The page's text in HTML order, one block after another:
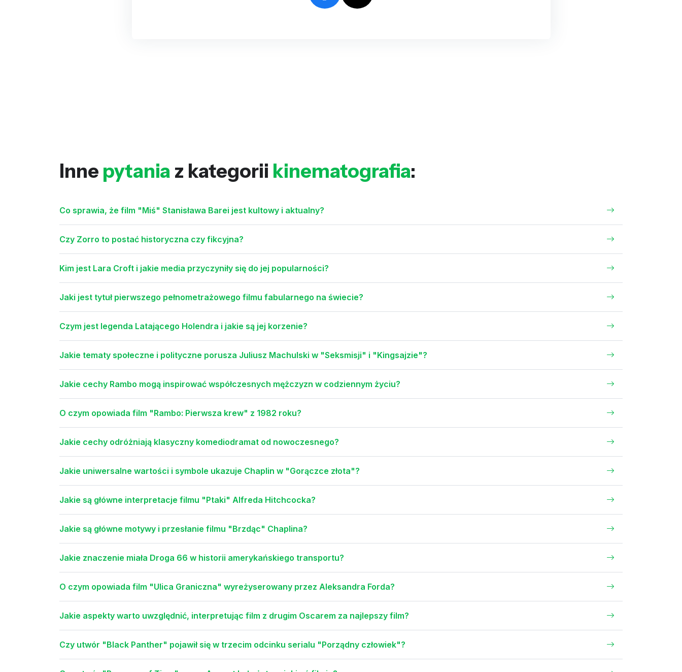
Inne pytania z kategorii kinematografia:
Co sprawia, że film "Miś" Stanisława Barei jest kultowy i aktualny?
Czy Zorro to postać historyczna czy fikcyjna?
Kim jest Lara Croft i jakie media przyczyniły się do jej popularności?
Jaki jest tytuł pierwszego pełnometrażowego filmu fabularnego na świecie?
Czym jest legenda Latającego Holendra i jakie są jej korzenie?
Jakie tematy społeczne i polityczne porusza Juliusz Machulski w "Seksmisji" i "Kingsajzie"?
Jakie cechy Rambo mogą inspirować współczesnych mężczyzn w codziennym życiu?
O czym opowiada film "Rambo: Pierwsza krew" z 1982 roku?
Jakie cechy odróżniają klasyczny komediodramat od nowoczesnego?
Jakie uniwersalne wartości i symbole ukazuje Chaplin w "Gorączce złota"?
Jakie są główne interpretacje filmu "Ptaki" Alfreda Hitchcocka?
Jakie są główne motywy i przesłanie filmu "Brzdąc" Chaplina?
Jakie znaczenie miała Droga 66 w historii amerykańskiego transportu?
O czym opowiada film "Ulica Graniczna" wyreżyserowany przez Aleksandra Forda?
Jakie aspekty warto uwzględnić, interpretując film z drugim Oscarem za najlepszy film?
Czy utwór "Black Panther" pojawił się w trzecim odcinku serialu "Porządny człowiek"?